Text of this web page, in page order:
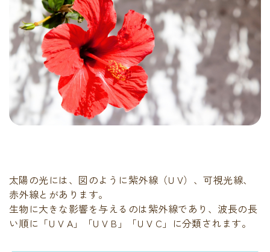
太陽の光には、図のように紫外線（U V）、可視光線、
赤外線とがあります。
生物に大きな影響を与えるのは紫外線であり、波長の長
い順に「U V A」「U V B」「U V C」に分類されます。